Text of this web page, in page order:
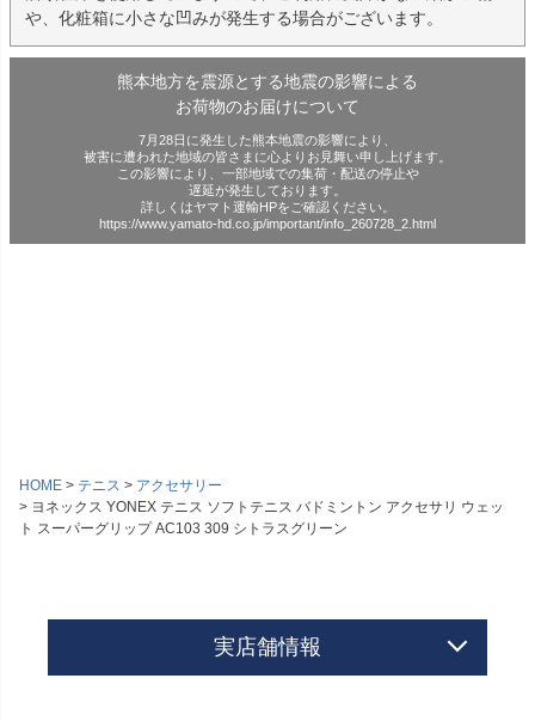
や、化粧箱に小さな凹みが発生する場合がございます。
熊本地方を震源とする地震の影響による
お荷物のお届けについて
7月28日に発生した熊本地震の影響により、
被害に遭われた地域の皆さまに心よりお見舞い申し上げます。
この影響により、一部地域での集荷・配送の停止や
遅延が発生しております。
詳しくはヤマト運輸HPをご確認ください。
https://www.yamato-hd.co.jp/important/info_260728_2.html
HOME テニス
アクセサリー
ヨネックス YONEX テニス ソフトテニス バドミントン アクセサリ ウェッ
ト スーパーグリップ AC103 309 シトラスグリーン
実店舗情報